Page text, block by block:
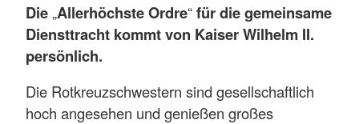
Die„Allerhöchste Ordre“für die gemeinsame
Diensttracht kommt von Kaiser Wilhelm II.
persönlich.
Die Rotkreuzschwestern sind gesellschaftlich
hoch angesehen und genießen großes